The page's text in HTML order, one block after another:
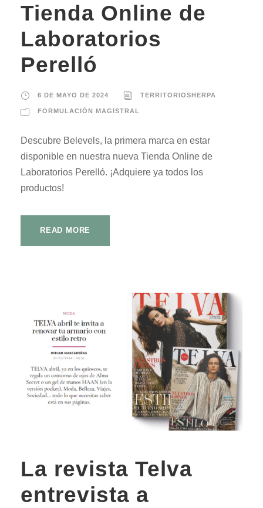
Tienda Online de
Laboratorios
Perelló
6 DE MAYO DE 2024 TERRITORIOSHERPA
FORMULACIÓN MAGISTRAL
Descubre Belevels, la primera marca en estar
disponible en nuestra nueva Tienda Online de
Laboratorios Perelló. ¡Adquiere ya todos los
productos!
READ MORE
La revista Telva
entrevista a